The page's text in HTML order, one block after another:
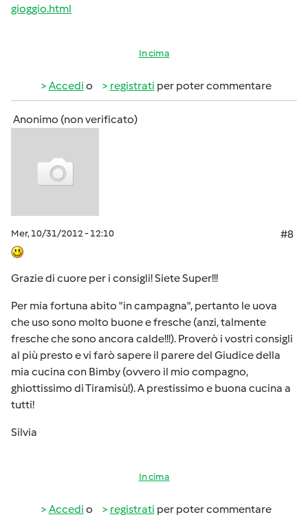
gioggio.html
In cima
Accedi o registrati per poter commentare
Anonimo (non verificato)
Mer, 10/31/2012 - 12:10 #8
Grazie di cuore per i consigli! Siete Super!!!
Per mia fortuna abito "in campagna", pertanto le uova
che uso sono molto buone e fresche (anzi, talmente
fresche che sono ancora calde!!!). Proverò i vostri consigli
al più presto e vi farò sapere il parere del Giudice della
mia cucina con Bimby (ovvero il mio compagno,
ghiottissimo di Tiramisù!). A prestissimo e buona cucina a
tutti!
Silvia
In cima
Accedi o registrati per poter commentare